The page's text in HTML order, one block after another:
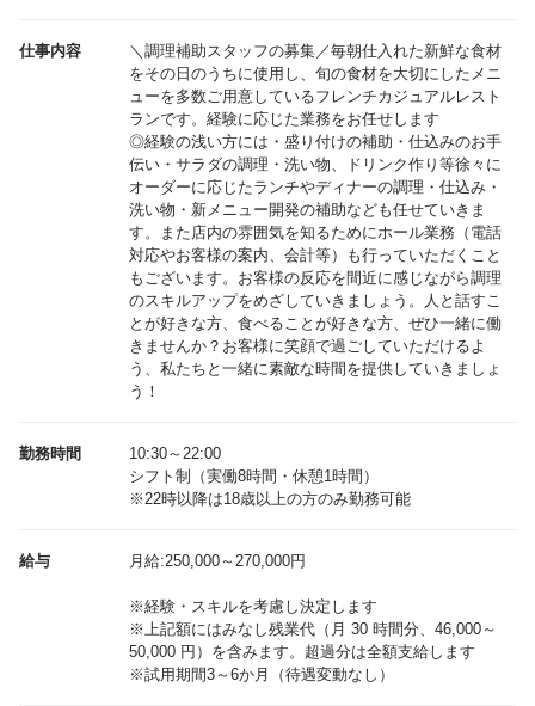
仕事内容
＼調理補助スタッフの募集／毎朝仕入れた新鮮な食材
をその日のうちに使用し、旬の食材を大切にしたメニ
ューを多数ご用意しているフレンチカジュアルレスト
ランです。経験に応じた業務をお任せします
◎経験の浅い方には・盛り付けの補助・仕込みのお手
伝い・サラダの調理・洗い物、ドリンク作り等徐々に
オーダーに応じたランチやディナーの調理・仕込み・
洗い物・新メニュー開発の補助なども任せていきま
す。また店内の雰囲気を知るためにホール業務（電話
対応やお客様の案内、会計等）も行っていただくこと
もございます。お客様の反応を間近に感じながら調理
のスキルアップをめざしていきましょう。人と話すこ
とが好きな方、食べることが好きな方、ぜひ一緒に働
きませんか？お客様に笑顔で過ごしていただけるよ
う、私たちと一緒に素敵な時間を提供していきましょ
う！
勤務時間
10:30～22:00
シフト制（実働8時間・休憩1時間）
※22時以降は18歳以上の方のみ勤務可能
給与 月給:250,000～270,000円
※経験・スキルを考慮し決定します
※上記額にはみなし残業代（月 30 時間分、46,000～
50,000 円）を含みます。超過分は全額支給します